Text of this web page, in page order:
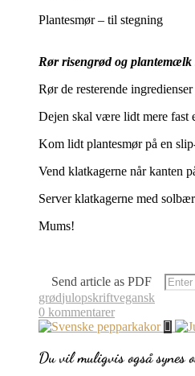
Plantesmør – til stegning
Rør risengrød og plantemælk
Rør de resterende ingredienser
Dejen skal være lidt mere fast
Kom lidt plantesmør på en
Vend klatkagerne når kanten
Server klatkagerne med
Mums!
Send article as PDF
grødjulopskriftvegansk
0 kommentarer
Du vil muligvis også synes